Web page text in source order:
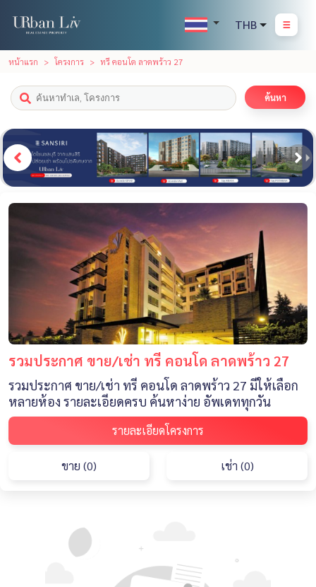
THB
หน้าแรก โครงการ ทรี คอนโด ลาดพร้าว 27
ค้นหา
รวมประกาศ ขาย/เช่า ทรี คอนโด ลาดพร้าว 27
รวมประกาศ ขาย/เช่า ทรี คอนโด ลาดพร้าว 27 มีให้เลือก
หลายห้อง รายละเอียดครบ ค้นหาง่าย อัพเดททุกวัน
รายละเอียดโครงการ
ขาย (0) เช่า (0)